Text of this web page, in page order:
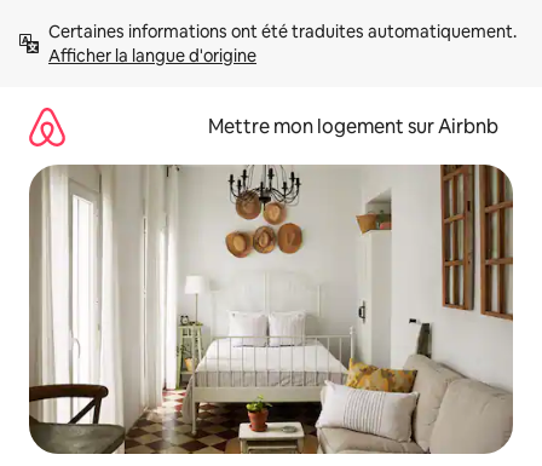
directement
Afficher la langue d'origine
Mettre mon logement sur Airbnb